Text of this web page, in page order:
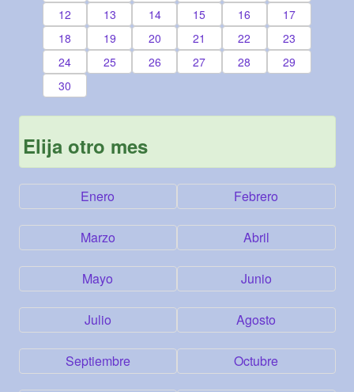
12
13 14 15 16
17
18
19 20 21 22
23
24
25 26 27 28
29
30
Elija otro mes
Enero Febrero
Marzo Abril
Mayo Junio
Julio Agosto
Septiembre Octubre